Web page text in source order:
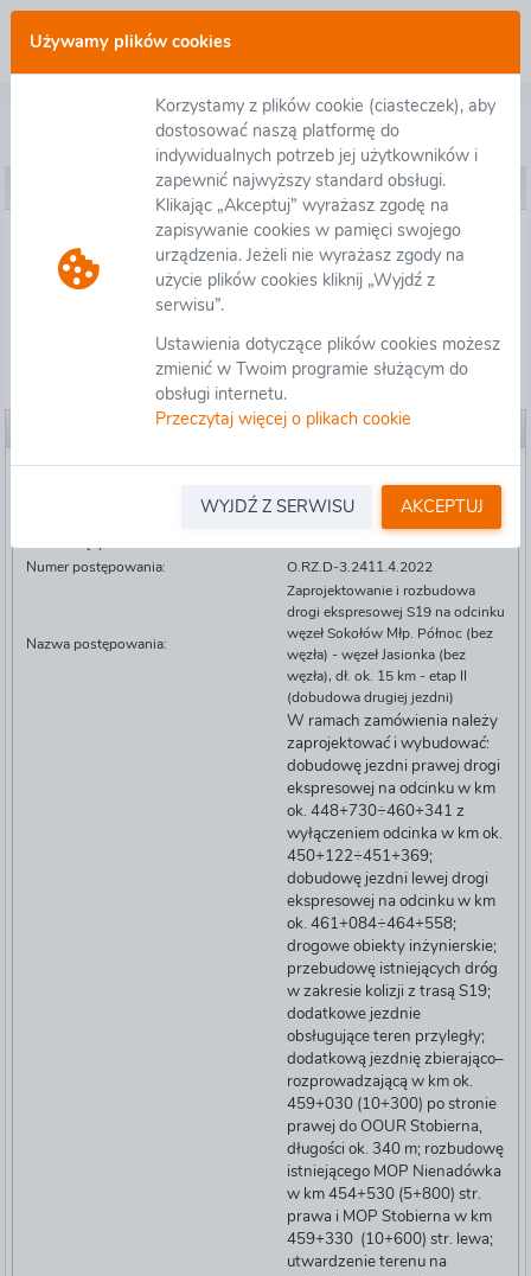
Używamy plików cookies
Korzystamy z plików cookie (ciasteczek), aby
dostosować naszą platformę do
indywidualnych potrzeb jej użytkowników i
zapewnić najwyższy standard obsługi.
Klikając „Akceptuj” wyrażasz zgodę na
zapisywanie cookies w pamięci swojego
urządzenia. Jeżeli nie wyrażasz zgody na
użycie plików cookies kliknij „Wyjdź z
serwisu”.
Ustawienia dotyczące plików cookies możesz
zmienić w Twoim programie służącym do
obsługi internetu.
Przeczytaj więcej o plikach cookie
WYJDŹ Z SERWISU AKCEPTUJ
Postępowanie O.RZ.D-3.2411.4.2022 - Zaprojektowanie i rozbudowa drogi ekspresowej S19 na odcinku węzeł Sokołów Młp. Północ (bez węzła) - węzeł Jasionka (bez węzła), dł. ok. 15 km - etap II (dobudowa drugiej jezdni)
Ustawienia postępowania
Ustawienia postępowania
Załączniki organizatora
Pytania/Informacje
Ustawienia postępowania
Informacje ogólne
GENERALNA DYREKCJA DRÓG
Numer postępowania:
O.RZ.D-3.2411.4.2022
Nazwa postępowania:
Zaprojektowanie i rozbudowa
drogi ekspresowej S19 na odcinku
węzeł Sokołów Młp. Północ (bez
węzła) - węzeł Jasionka (bez
węzła), dł. ok. 15 km - etap II
(dobudowa drugiej jezdni)
W ramach zamówienia należy
zaprojektować i wybudować:
dobudowę jezdni prawej drogi
ekspresowej na odcinku w km
ok. 448+730÷460+341 z
wyłączeniem odcinka w km ok.
450+122÷451+369;
dobudowę jezdni lewej drogi
ekspresowej na odcinku w km
ok. 461+084÷464+558;
drogowe obiekty inżynierskie;
przebudowę istniejących dróg
w zakresie kolizji z trasą S19;
dodatkowe jezdnie
obsługujące teren przyległy;
dodatkową jezdnię zbierająco–
rozprowadzającą w km ok.
459+030 (10+300) po stronie
prawej do OOUR Stobierna,
długości ok. 340 m; rozbudowę
istniejącego MOP Nienadówka
w km 454+530 (5+800) str.
prawa i MOP Stobierna w km
459+330 (10+600) str. lewa;
utwardzenie terenu na